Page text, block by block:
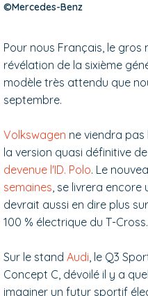
©Mercedes-Benz
Pour nous Français, le
révélation de la sixième
modèle très attendu que
septembre.
Volkswagen ne viendra pas
la version quasi définitive
devenue l'ID. Polo. Le
semaines, se livrera encore
devrait aussi en dire plus
100 % électrique du T-Cross.
Sur le stand Audi, le Q3
Concept C, dévoilé il y a
imaginer un futur sportif